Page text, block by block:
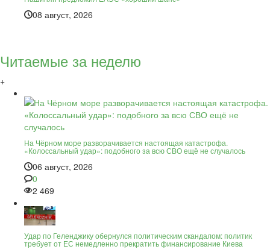
08 август, 2026
Читаемые за неделю
+
На Чёрном море разворачивается настоящая катастрофа.
«Колоссальный удар»: подобного за всю СВО ещё не случалось
06 август, 2026
0
2 469
Удар по Геленджику обернулся политическим скандалом: политик
требует от ЕС немедленно прекратить финансирование Киева